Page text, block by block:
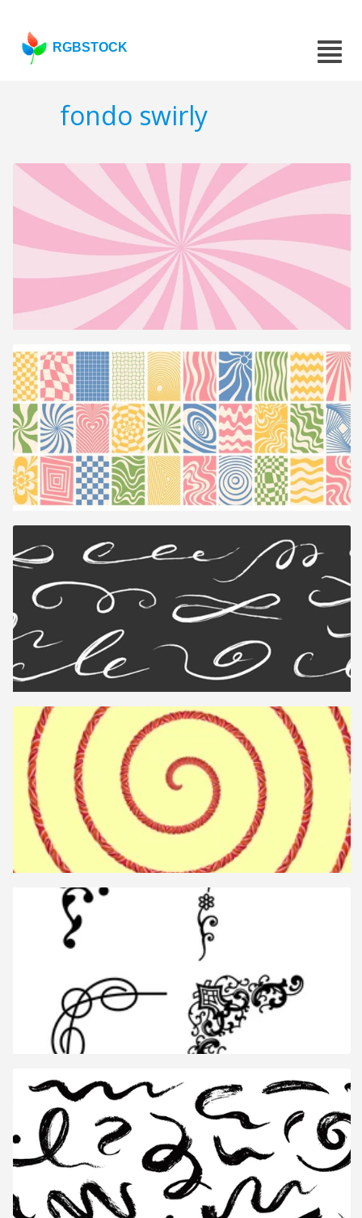
RGBSTOCK
fondo swirly